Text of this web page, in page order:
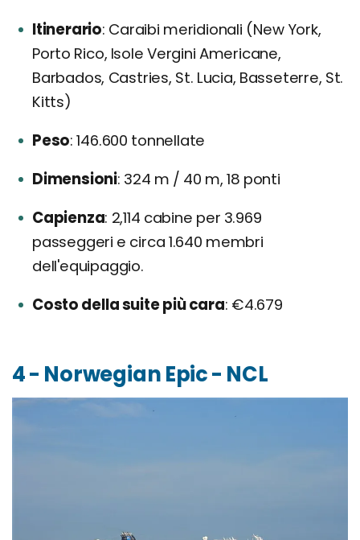
Itinerario Caraibi meridionali (New York,
Porto Rico, Isole Vergini Americane,
Barbados, Castries, St. Lucia, Basseterre, St.
Kitts)
Peso 146.600 tonnellate
Dimensioni 324 m / 40 m, 18 ponti
Capienza 2,114 cabine per 3.969
passeggeri e circa 1.640 membri
dell'equipaggio.
Costo della suite più cara €4.679
4 - Norwegian Epic - NCL